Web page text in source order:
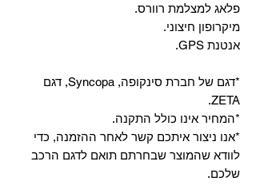
פלאג למצלמת רוורס.
מיקרופון חיצוני.
אנטנת GPS.
*דגם של חברת סינקופה, Syncopa, דגם
ZETA.
*המחיר אינו כולל התקנה.
*אנו ניצור איתכם קשר לאחר ההזמנה, כדי
לוודא שהמוצר שבחרתם תואם לדגם הרכב
שלכם.